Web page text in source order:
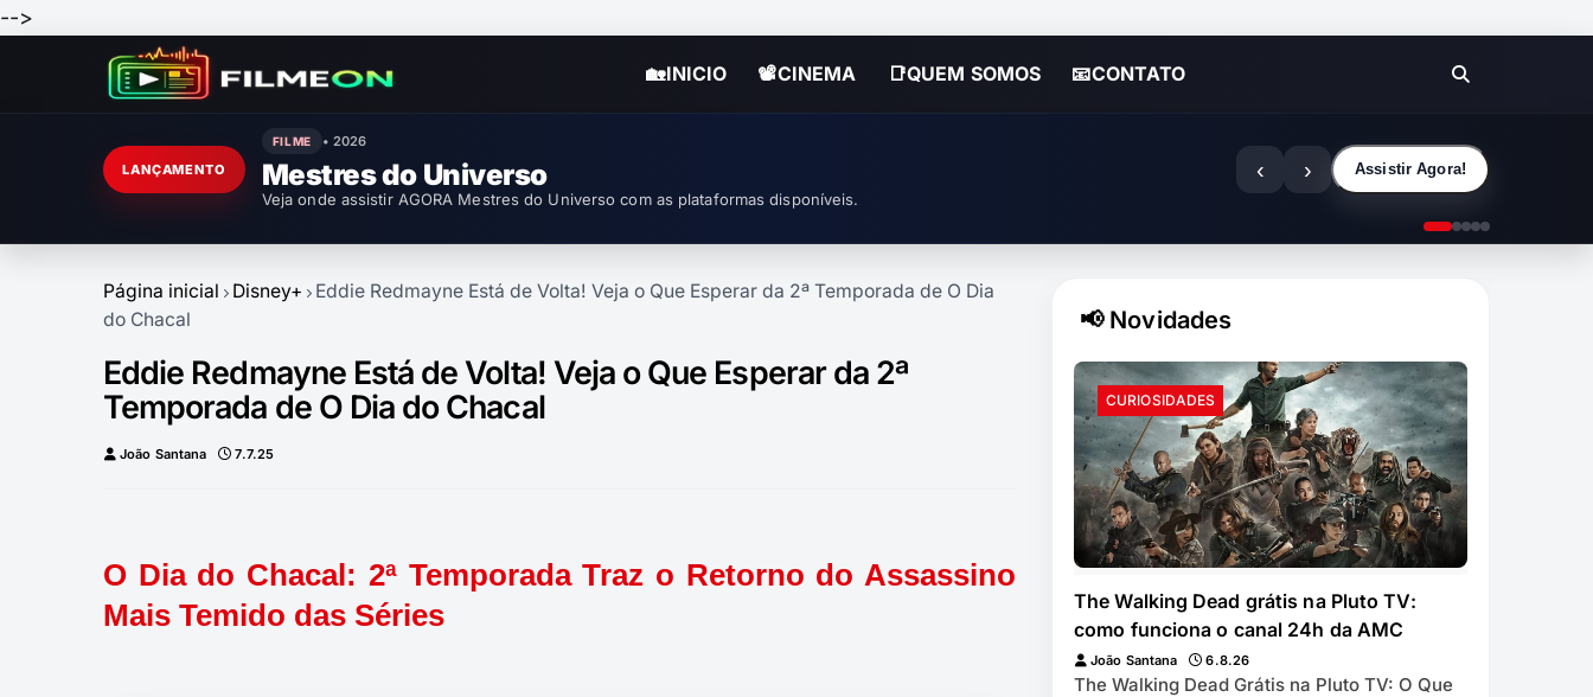
-->
🏡INICIO 📽CINEMA 📑QUEM SOMOS 📧CONTATO
LANÇAMENTO
FILME • 2026
Mestres do Universo
Veja onde assistir AGORA Mestres do Universo com as plataformas disponíveis.
‹ › Assistir Agora!
Página inicial Disney+
Eddie Redmayne Está de Volta! Veja o Que Esperar da 2ª Temporada de O Dia
do Chacal
Eddie Redmayne Está de Volta! Veja o Que Esperar da 2ª
Temporada de O Dia do Chacal
João Santana 7.7.25
O Dia do Chacal: 2ª Temporada Traz o Retorno do Assassino
Mais Temido das Séries
📢 Novidades
CURIOSIDADES
The Walking Dead grátis na Pluto TV:
como funciona o canal 24h da AMC
João Santana 6.8.26
The Walking Dead Grátis na Pluto TV: O Que